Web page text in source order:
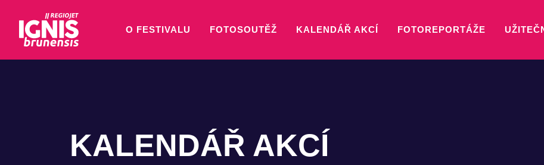
O FESTIVALU FOTOSOUTĚŽ KALENDÁŘ AKCÍ FOTOREPORTÁŽE
KALENDÁŘ AKCÍ